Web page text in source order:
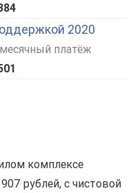
2020
платёж
комплексе
рублей, с чистовой